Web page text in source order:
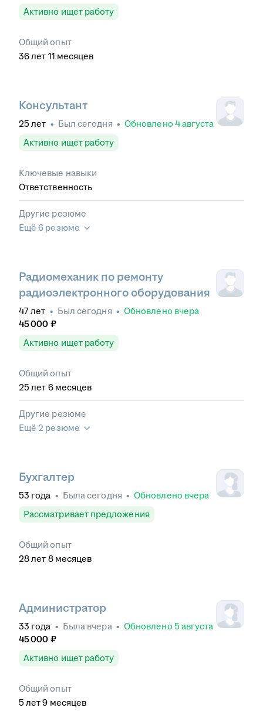
Активно ищет работу
Общий опыт
36лет 11 месяцев
Консультант
25 лет • Был сегодня • Обновлено 4 августа
Активно ищет работу
Ключевые навыки
Ответственность
Другие резюме
Ещё 6 резюме
Радиомеханик по ремонту
радиоэлектронного оборудования
47лет • Был сегодня • Обновлено вчера
45 000 ₽
Активно ищет работу
Общий опыт
25 лет 6 месяцев
Другие резюме
Ещё 2 резюме
Бухгалтер
53 года • Быласегодня • Обновлено вчера
Рассматривает предложения
Общий опыт
28лет 8 месяцев
Администратор
33 года • Была вчера • Обновлено 5 августа
45 000 ₽
Активно ищет работу
Общий опыт
5 лет 9 месяцев